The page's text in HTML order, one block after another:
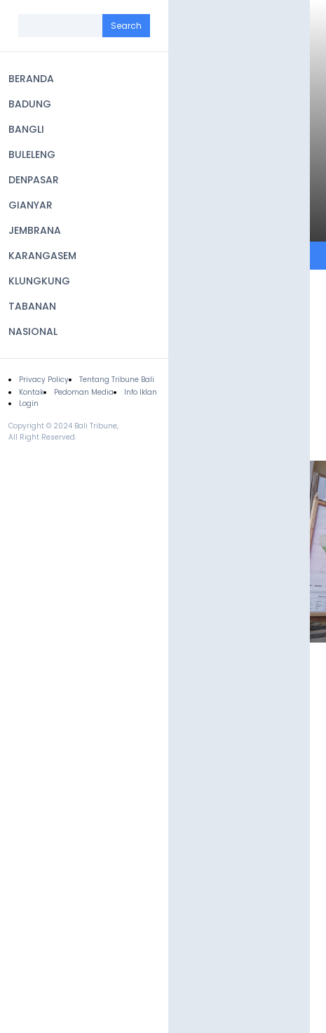
navigation
BERANDA
BADUNG
BANGLI
BULELENG
DENPASAR
GIANYAR
JEMBRANA
KARANGASEM
KLUNGKUNG
TABANAN
NASIONAL
Footer
Privacy Policy
Tentang Tribune Bali
Kontak
Pedoman Media
Info Iklan
Login
Copyright © 2024 Bali Tribune,
All Right Reserved.